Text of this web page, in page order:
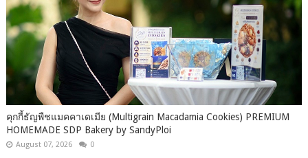
คุกกี้ธัญพืชแมคคาเดเมีย (Multigrain Macadamia Cookies) PREMIUM
HOMEMADE SDP Bakery by SandyPloi
August 07, 2026 0